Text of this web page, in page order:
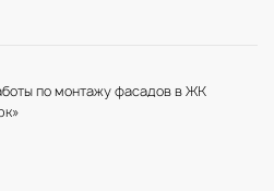
по монтажу фасадов в ЖК